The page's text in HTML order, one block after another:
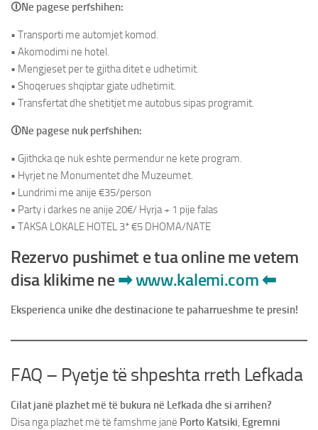
🛈Ne pagese perfshihen:
• Transporti me automjet komod.
• Akomodimi ne hotel.
• Mengjeset per te gjitha ditet e udhetimit.
• Shoqerues shqiptar gjate udhetimit.
• Transfertat dhe shetitjet me autobus sipas programit.
🛈Ne pagese nuk perfshihen:
• Gjithcka qe nuk eshte permendur ne kete program.
• Hyrjet ne Monumentet dhe Muzeumet.
• Lundrimi me anije €35/person
• Party i darkes ne anije 20€/ Hyrja + 1 pije falas
• TAKSA LOKALE HOTEL 3* €5 DHOMA/NATE
Rezervo pushimet e tua online me vetem
disa klikime ne➡www.kalemi.com⬅
Eksperienca unike dhe destinacione te paharrueshme te presin!
FAQ – Pyetje të shpeshta rreth Lefkada
Cilat janë plazhet më të bukura në Lefkada dhe si arrihen?
Disa nga plazhet më të famshme janë Porto Katsiki, Egremni